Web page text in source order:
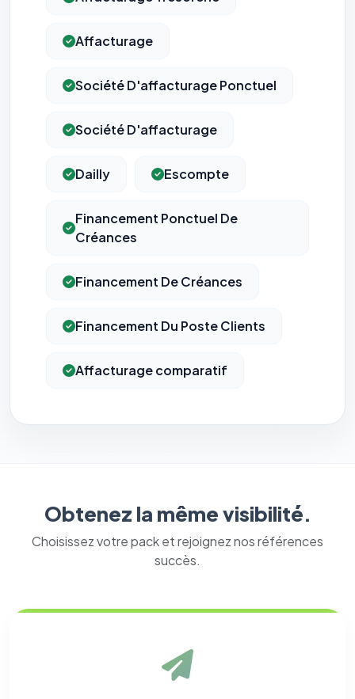
Affacturage
Société D'affacturage Ponctuel
Société D'affacturage
Dailly Escompte
Financement Ponctuel De
Créances
Financement De Créances
Financement Du Poste Clients
Affacturage comparatif
Obtenez la même visibilité.
Choisissez votre pack et rejoignez nos références
succès.